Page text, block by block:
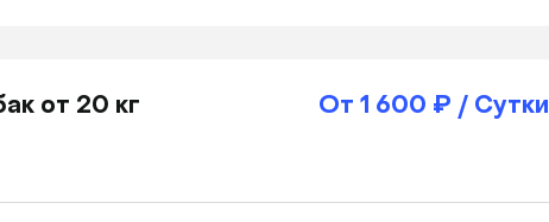
от 20 кг От 1 600 ₽ / Сутки